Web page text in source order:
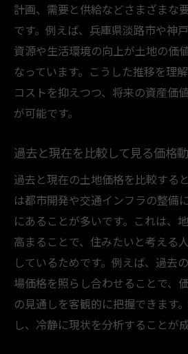
計画、需要と供給などさまざまな
です。例えば、兵庫県淡路市や神
資源や生活環境の向上が土地の価
なっています。こうした推移を理
コストを抑えつつ、将来の資産価
が可能です。
過去と現在を比較して見る価格
過去と現在の土地価格を比較する
は都市開発や交通インフラの整備
にあることが多いです。これは、
高まることで、住みたいと考える
しているためです。例えば、過去
場価格を照らし合わせることで、
の見通しを客観的に把握できます
し、冷静に現状を分析することが